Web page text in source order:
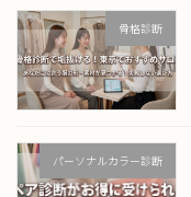
骨格診断
パーソナルカラー診断